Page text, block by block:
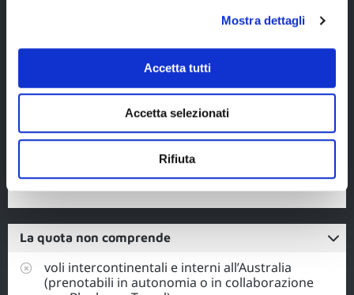
Mostra dettagli
Accetta tutti
Accetta selezionati
Rifiuta
giornata alla
in inglese (durata
documenti di
La quota non comprende
voli intercontinentali e interni all’Australia
(prenotabili in autonomia o in collaborazione